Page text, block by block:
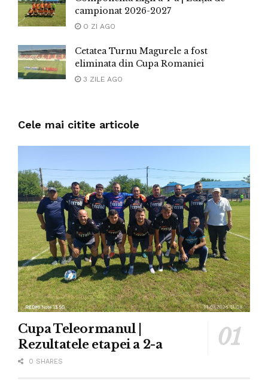
campionat 2026-2027
O ZI AGO
Cetatea Turnu Magurele a fost
eliminata din Cupa Romaniei
3 ZILE AGO
Cele mai citite articole
Cupa Teleormanul |
Rezultatele etapei a 2-a
0 SHARES